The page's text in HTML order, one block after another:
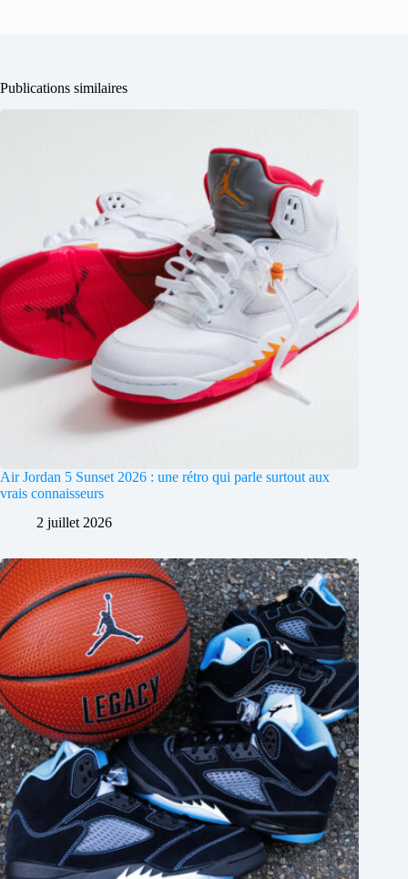
Publications similaires
Air Jordan 5 Sunset 2026 : une rétro qui parle surtout aux
vrais connaisseurs
2 juillet 2026